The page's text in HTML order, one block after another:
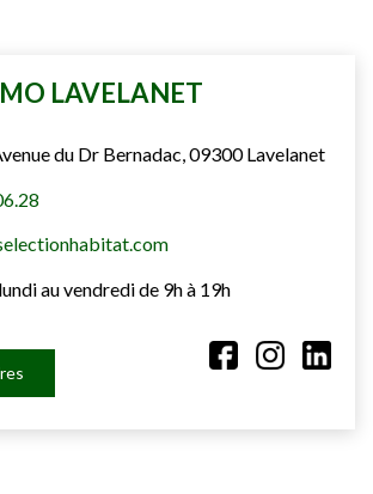
LAVELANET
du Dr Bernadac, 09300 Lavelanet
au vendredi de 9h à 19h